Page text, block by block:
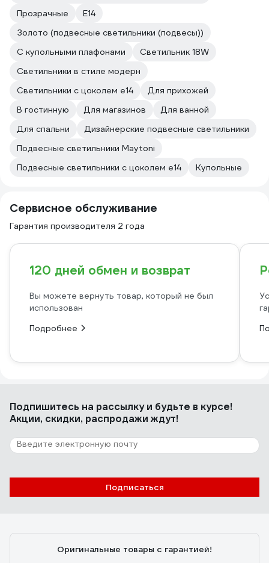
Прозрачные
E14
Золото (подвесные светильники (подвесы))
С купольными плафонами
Светильник 18W
Светильники в стиле модерн
Светильники с цоколем e14
Для прихожей
В гостинную
Для магазинов
Для ванной
Для спальни
Дизайнерские подвесные светильники
Подвесные светильники Maytoni
Подвесные светильники с цоколем e14
Купольные
Сервисное обслуживание
Гарантия производителя 2 года
120 дней обмен и возврат
Вы можете вернуть товар, который не был
использован
Подробнее
Подпишитесь на рассылкуи будьте в курсе!
Акции, скидки, распродажи ждут!
Подписаться
Оригинальные товары с гарантией!